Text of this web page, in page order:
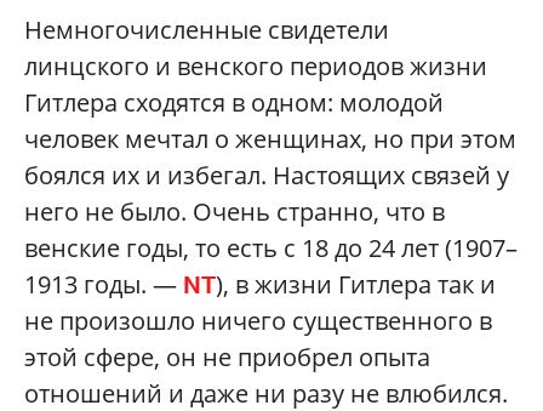
Немногочисленные свидетели
линцского и венского периодов жизни
Гитлера сходятся в одном: молодой
человек мечтал о женщинах, но при этом
боялся их и избегал. Настоящих связей у
него не было. Очень странно, что в
венские годы, то есть с 18 до 24 лет (1907–
1913 годы. — NT), в жизни Гитлера так и
не произошло ничего существенного в
этой сфере, он не приобрел опыта
отношений и даже ни разу не влюбился.